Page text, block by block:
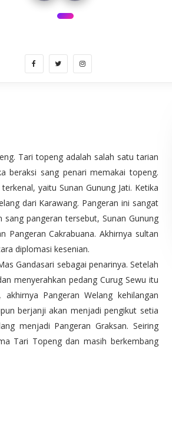
Tari topeng adalah salah satu tarian
beraksi sang penari memakai topeng.
yaitu Sunan Gunung Jati. Ketika
dari Karawang. Pangeran ini sangat
pangeran tersebut, Sunan Gunung
Pangeran Cakrabuana. Akhirnya sultan
diplomasi kesenian.
Gandasari sebagai penarinya. Setelah
menyerahkan pedang Curug Sewu itu
Pangeran Welang kehilangan
berjanji akan menjadi pengikut setia
menjadi Pangeran Graksan. Seiring
Tari Topeng dan masih berkembang